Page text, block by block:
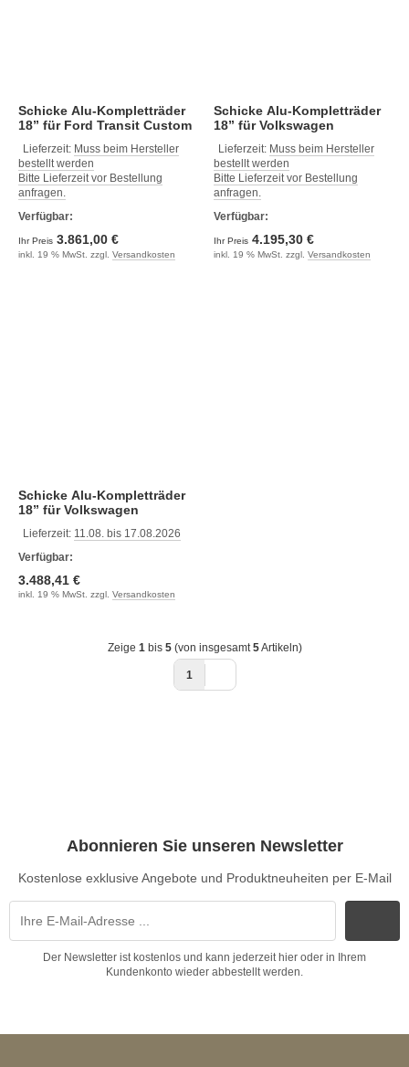
Schicke Alu-Kompletträder
18” für Ford Transit Custom
Reifendrucksensor
Lieferzeit: Muss beim Hersteller
bestellt werden
Bitte Lieferzeit vor Bestellung
anfragen.
Verfügbar:
Ihr Preis 3.861,00 €
inkl. 19 % MwSt. zzgl. Versandkosten
Schicke Alu-Kompletträder
18” für Volkswagen
VW Reifendrucksensor
(vorinstalliert)
Lieferzeit: Muss beim Hersteller
bestellt werden
Bitte Lieferzeit vor Bestellung
anfragen.
Verfügbar:
Ihr Preis 4.195,30 €
inkl. 19 % MwSt. zzgl. Versandkosten
Schicke Alu-Kompletträder
18” für Volkswagen
Reifendrucksensor
Lieferzeit: 11.08. bis 17.08.2026
Verfügbar:
3.488,41 €
inkl. 19 % MwSt. zzgl. Versandkosten
Zeige 1bis 5(von insgesamt5Artikeln)
1
Abonnieren Sie unseren Newsletter
Kostenlose exklusive Angebote und Produktneuheiten per E-Mail
Der Newsletter ist kostenlos und kann jederzeit hier oder in Ihrem
Kundenkonto wieder abbestellt werden.